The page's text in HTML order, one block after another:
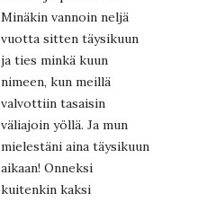
Minäkin vannoin neljä
vuotta sitten täysikuun
ja ties minkä kuun
nimeen, kun meillä
valvottiin tasaisin
väliajoin yöllä. Ja mun
mielestäni aina täysikuun
aikaan! Onneksi
kuitenkin kaksi